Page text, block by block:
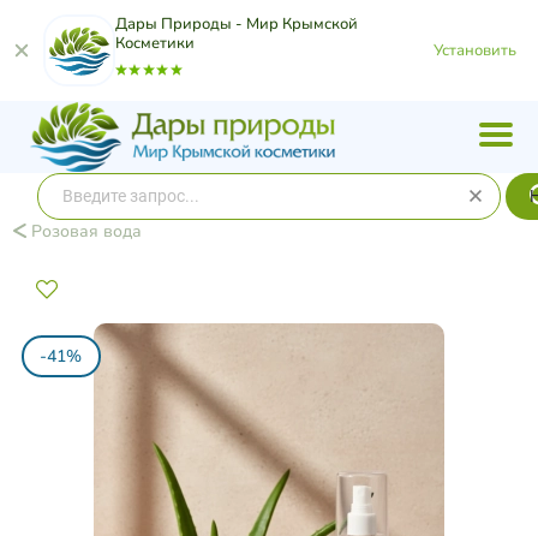
Дары Природы - Мир Крымской
Косметики
Установить
Розовая вода
-41%